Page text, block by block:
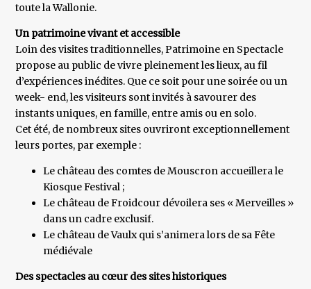
toute la Wallonie.
Un patrimoine vivant et accessible
Loin des visites traditionnelles, Patrimoine en Spectacle
propose au public de vivre pleinement les lieux, au fil
d’expériences inédites. Que ce soit pour une soirée ou un
week- end, les visiteurs sont invités à savourer des
instants uniques, en famille, entre amis ou en solo.
Cet été, de nombreux sites ouvriront exceptionnellement
leurs portes, par exemple :
Le château des comtes de Mouscron accueillera le
Kiosque Festival ;
Le château de Froidcour dévoilera ses « Merveilles »
dans un cadre exclusif.
Le château de Vaulx qui s’animera lors de sa Fête
médiévale
Des spectacles au cœur des sites historiques